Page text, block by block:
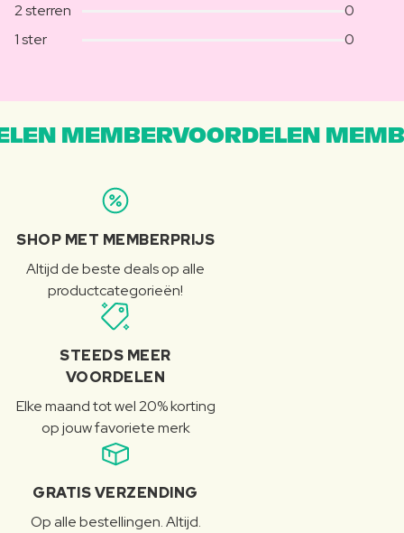
2 sterren
0
1 ster
0
MEMBERVOORDELEN
SHOP MET MEMBERPRIJS
Altijd de beste deals op alle
productcategorieën!
STEEDS MEER
VOORDELEN
Elke maand tot wel 20% korting
op jouw favoriete merk
GRATIS VERZENDING
Op alle bestellingen. Altijd.